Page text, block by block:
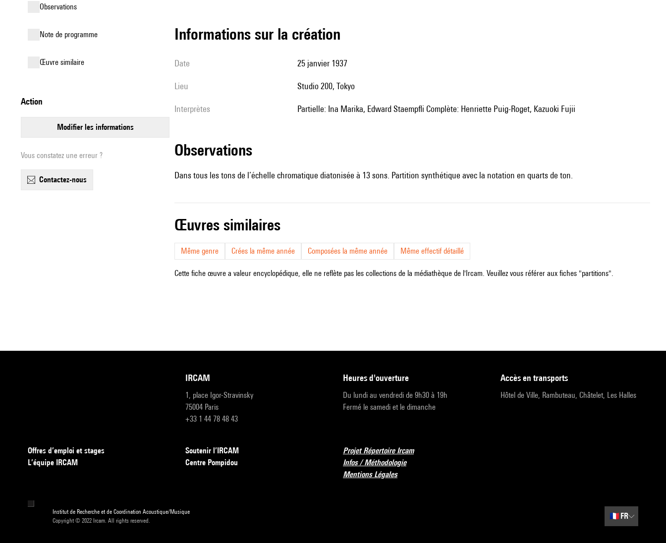
observations
Note de programme
œuvre similaire
action
modifier les informations
Vous constatez une erreur ?
contactez-nous
informations sur la création
date 25 janvier 1937
lieu Studio 200, Tokyo
interprètes Partielle: Ina Marika, Edward Staempfli Complète: Henriette Puig-Roget, Kazuoki Fujii
observations
Dans tous les tons de l’échelle chromatique diatonisée à 13 sons. Partition synthétique avec la notation en quarts de ton.
œuvres similaires
Même genre Crées la même année Composées la même année Même effectif détaillé
Cette fiche œuvre a valeur encyclopédique, elle ne reflète pas les collections de la médiathèque de l'Ircam. Veuillez vous référer aux fiches "partitions".
IRCAM
1, place Igor-Stravinsky
75004 Paris
+33 1 44 78 48 43
heures d'ouverture
Du lundi au vendredi de 9h30 à 19h
Fermé le samedi et le dimanche
accès en transports
Hôtel de Ville, Rambuteau, Châtelet, Les Halles
Offres d’emploi et stages
L’équipe IRCAM
Soutenir l’IRCAM
Centre Pompidou
Projet Répertoire Ircam
Infos / Méthodologie
Mentions Légales
Institut de Recherche et de Coordination Acoustique/Musique
Copyright © 2022 Ircam. All rights reserved.
🇫🇷 FR